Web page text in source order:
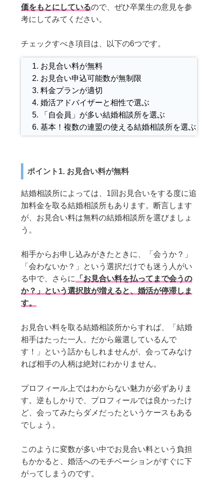
価をもとにしているので、ぜひ卒業生の意見を参
考にしてみてください。
チェックすべき項目は、以下の6つです。
お見合い料が無料
お見合い申込可能数が無制限
料金プランが適切
婚活アドバイザーと相性で選ぶ
「自会員」が多い結婚相談所を選ぶ
基本！複数の連盟の使える結婚相談所を選ぶ
ポイント1. お見合い料が無料
結婚相談所によっては、1回お見合いをする度に追
加料金を取る結婚相談所もあります。断言します
が、お見合い料は無料の結婚相談所を選びましょ
う。
相手からお申し込みがきたときに、「会うか？」
「会わないか？」という選択だけでも迷う人がい
る中で、さらに
「お見合い料を払ってまで会うの
か？」という選択肢が増えると、婚活が停滞しま
す。
お見合い料を取る結婚相談所からすれば、「結婚
相手はたった一人。だから厳選しているんで
す！」という話かもしれませんが、会ってみなけ
れば相手の人柄は絶対にわかりません。
プロフィール上ではわからない魅力が必ずありま
す。逆もしかりで、プロフィールでは良かったけ
ど、会ってみたらダメだったというケースもある
でしょう。
このように変数が多い中でお見合い料という負担
もかかると、婚活へのモチベーションがすぐに下
がってしまうのです。